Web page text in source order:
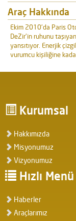
Araç Hakkında
Ekim 2010'da Paris
DeZir'in ruhunu
yansıtıyor. Enerjik
vurumcu kişiliğine
Kurumsal
Hakkımızda
Misyonumuz
Vizyonumuz
Hızlı Menü
Haberler
Araçlarımız